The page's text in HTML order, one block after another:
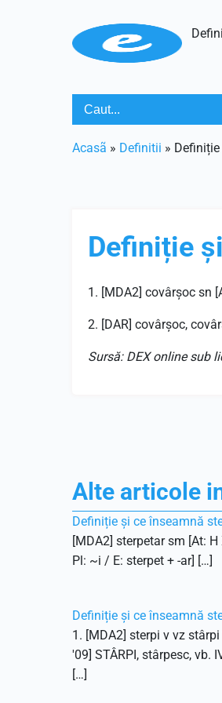
Acasã » Definitii »
Definiție
1. [MDA2] covârșoc sn
2. [DAR] covârșoc,
Sursă: DEX online sub
Alte articole
Definiție și ce înseamnă
[MDA2] sterpetar sm [At: H
Pl: ~i / E: sterpet + -ar] […]
Definiție și ce înseamnă
1. [MDA2] sterpi v vz stârpi
'09] STÂRPI, stârpesc, vb.
[…]